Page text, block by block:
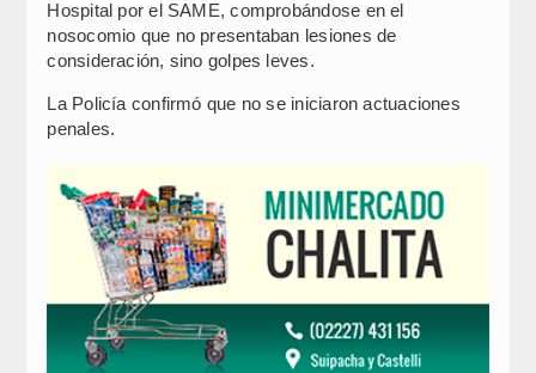
Hospital por el SAME, comprobándose en el
nosocomio que no presentaban lesiones de
consideración, sino golpes leves.
La Policía confirmó que no se iniciaron actuaciones
penales.